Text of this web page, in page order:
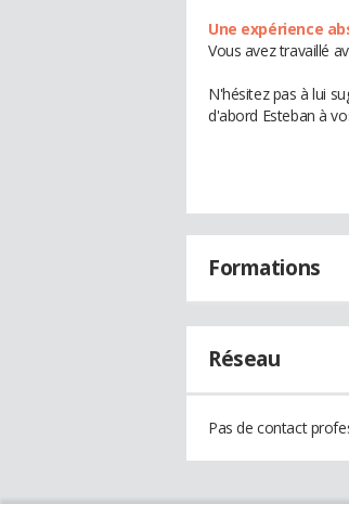
Une expérience
Vous avez travaillé
N'hésitez pas à lui
d'abord Esteban à
Formations
Réseau
Pas de contact